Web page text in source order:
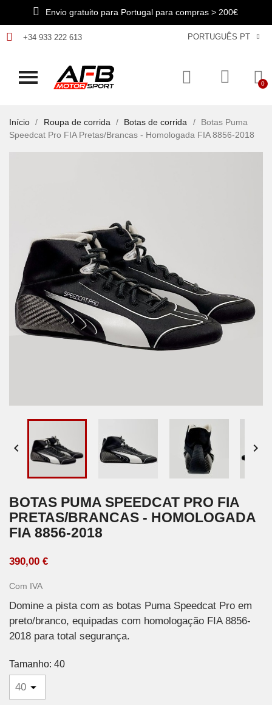
Envio gratuito para Portugal para compras > 200€
+34 933 222 613 PORTUGUÊS PT
Início Roupa de corrida Botas de corrida
Botas Puma
Speedcat Pro FIA Pretas/Brancas - Homologada FIA 8856-2018
 
BOTAS PUMA SPEEDCAT PRO FIA
PRETAS/BRANCAS - HOMOLOGADA
FIA 8856-2018
390,00 €
Com IVA
Domine a pista com as botas Puma Speedcat Pro em
preto/branco, equipadas com homologação FIA 8856-
2018 para total segurança.
Tamanho: 40